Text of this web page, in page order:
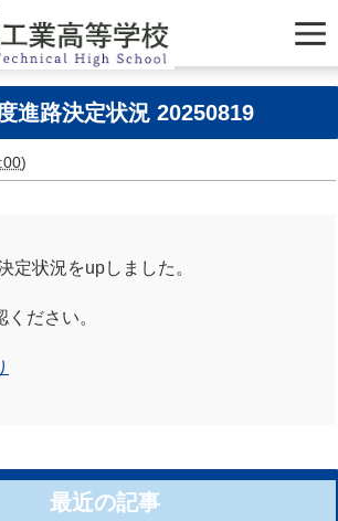
進路決定状況 20250819
)
定状況をupしました。
ださい。
最近の記事